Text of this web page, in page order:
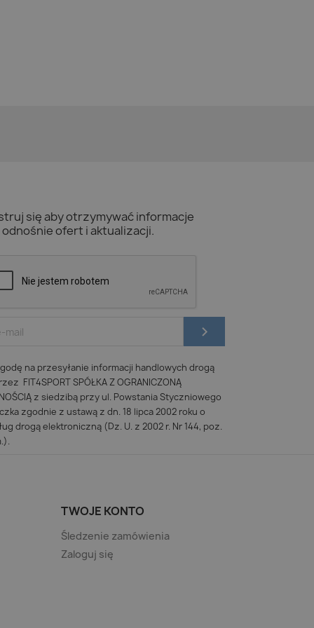
się aby otrzymywać informacje
odnośnie ofert i aktualizacji.
na przesyłanie informacji handlowych drogą
FIT4SPORT SPÓŁKA Z OGRANICZONĄ
z siedzibą przy ul. Powstania Styczniowego
zgodnie z ustawą z dn. 18 lipca 2002 roku o
drogą elektroniczną (Dz. U. z 2002 r. Nr 144, poz.
TWOJE KONTO
Śledzenie zamówienia
Zaloguj się